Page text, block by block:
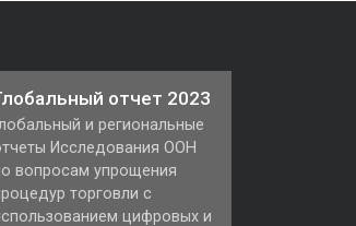
отчет 2023
и региональные
Исследования ООН
вопросам упрощения
торговли с
цифровых и